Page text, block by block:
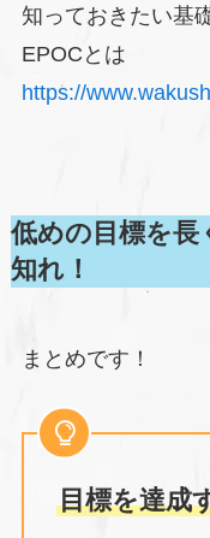
知っておきたい基
EPOCとは
https://
低めの目標を長
知れ！
まとめです！
目標を達成